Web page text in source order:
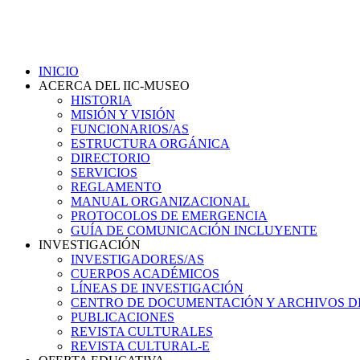
INICIO
ACERCA DEL IIC-MUSEO
HISTORIA
MISIÓN Y VISIÓN
FUNCIONARIOS/AS
ESTRUCTURA ORGÁNICA
DIRECTORIO
SERVICIOS
REGLAMENTO
MANUAL ORGANIZACIONAL
PROTOCOLOS DE EMERGENCIA
GUÍA DE COMUNICACIÓN INCLUYENTE
INVESTIGACIÓN
INVESTIGADORES/AS
CUERPOS ACADÉMICOS
LÍNEAS DE INVESTIGACIÓN
CENTRO DE DOCUMENTACIÓN Y ARCHIVOS
PUBLICACIONES
REVISTA CULTURALES
REVISTA CULTURAL-E